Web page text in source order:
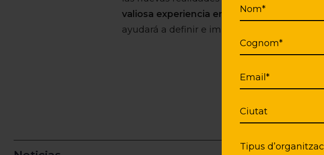
Nom*
Cognom*
Email*
Ciutat
valiosa experiencia en el ámbito de la
ayudará a definir e impulsar nuevas